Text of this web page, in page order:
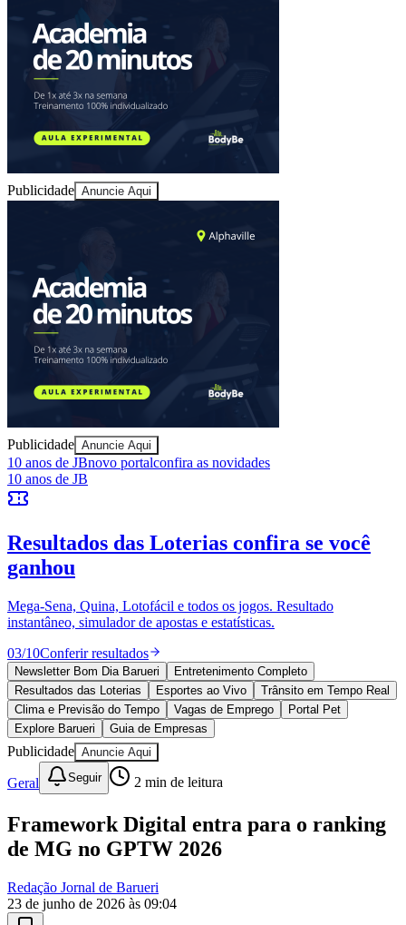
Bragantino
Publicidade Anuncie Aqui
Publicidade Anuncie Aqui
10 anos de JBnovo portal confira as novidades